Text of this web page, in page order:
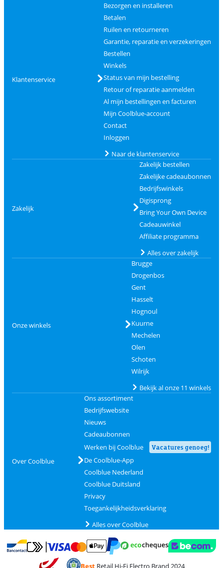
Klantenservice
Bezorgen en installeren
Betalen
Ruilen en retourneren
Garantie, reparatie en verzekeringen
Bestellen
Winkels
Status van mijn bestelling
Retour of reparatie aanmelden
Al mijn bestellingen en facturen
Mijn Coolblue-account
Contact
Inloggen
Naar de klantenservice
Zakelijk
Zakelijk bestellen
Zakelijke cadeaubonnen
Bedrijfswinkels
Digisprong
Bring Your Own Device
Cadeauwinkel
Affiliate programma
Alles over zakelijk
Onze winkels
Brugge
Drogenbos
Gent
Hasselt
Hognoul
Kuurne
Mechelen
Olen
Schoten
Wilrijk
Bekijk al onze 11 winkels
Over Coolblue
Ons assortiment
Bedrijfswebsite
Nieuws
Cadeaubonnen
Werken bij Coolblue
Vacatures genoeg!
De Coolblue-App
Coolblue Nederland
Coolblue Duitsland
Privacy
Toegankelijkheidsverklaring
Alles over Coolblue
Betalen met Bancontact
Betalen met MasterCard en Visa via ClickToPay
BestRetail Hi-Fi Electro Brand 2024